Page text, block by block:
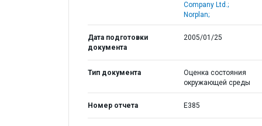
Company Ltd.;
Norplan;
Дата подготовки
документа
2005/01/25
Тип документа
Оценка состояния
окружающей среды
Номер отчета E385